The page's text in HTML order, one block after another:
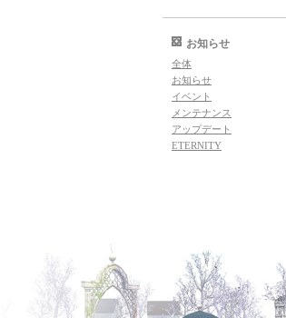
お知らせ
全体
お知らせ
イベント
メンテナンス
アップデート
ETERNITY